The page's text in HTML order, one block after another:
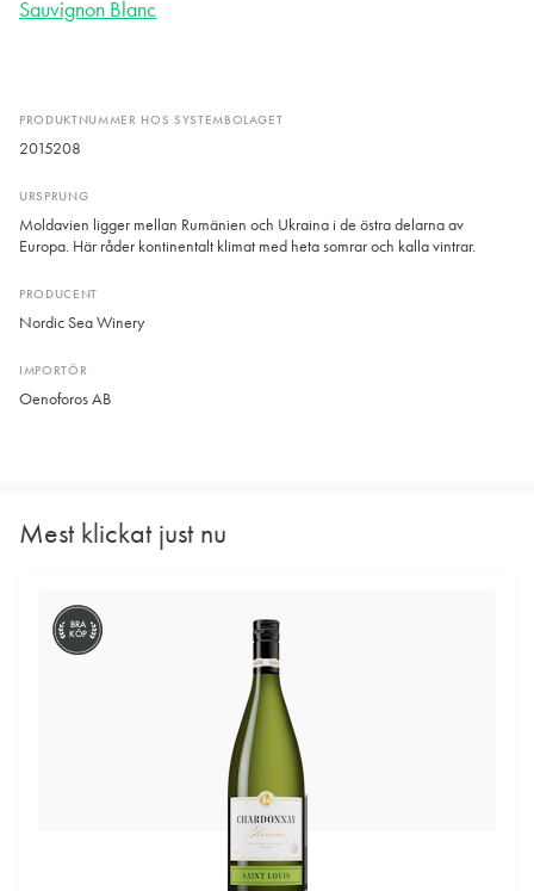
PRODUKTNUMMER HOS SYSTEMBOLAGET
2015208
URSPRUNG
Moldavien ligger mellan Rumänien och Ukraina i de östra delarna av
Europa. Här råder kontinentalt klimat med heta somrar och kalla vintrar.
PRODUCENT
Nordic Sea Winery
IMPORTÖR
Oenoforos AB
Sauvignon Blanc
Mest klickat just nu
BRA
KÖP